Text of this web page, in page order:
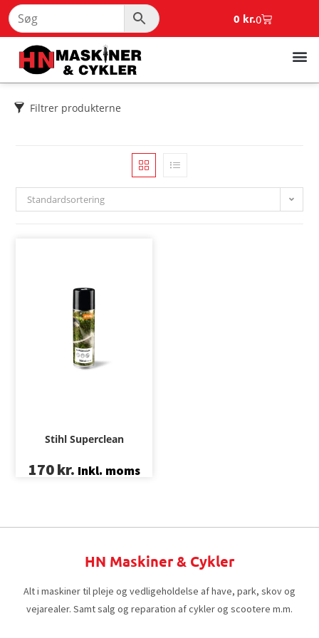
0 kr.0
Filtrer produkterne
Standardsortering
Stihl Superclean
170kr. Inkl. moms
HN Maskiner & Cykler
Alt i maskiner til pleje og vedligeholdelse af have, park, skov og
vejarealer. Samt salg og reparation af cykler og scootere m.m.